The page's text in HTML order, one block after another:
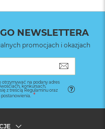
NEWSLETTERA
promocjach i okazjach
na podany adres
konkursach,
z treścią Regulaminu oraz